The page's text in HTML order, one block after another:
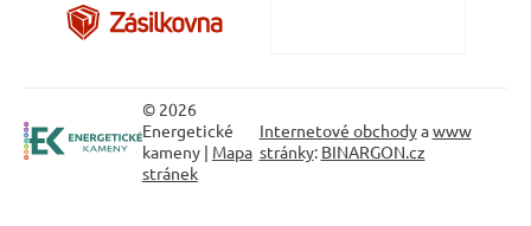
© 2026
Energetické
kameny | Mapa
stránek
Internetové obchodyawww
stránky: BINARGON.cz